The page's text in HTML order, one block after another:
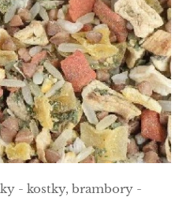
- kostky, brambory -